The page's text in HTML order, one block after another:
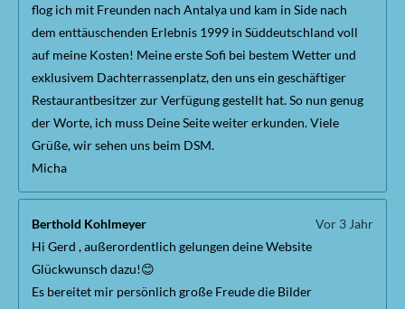
flog ich mit Freunden nach Antalya und kam in Side nach
dem enttäuschenden Erlebnis 1999 in Süddeutschland voll
auf meine Kosten! Meine erste Sofi bei bestem Wetter und
exklusivem Dachterrassenplatz, den uns ein geschäftiger
Restaurantbesitzer zur Verfügung gestellt hat. So nun genug
der Worte, ich muss Deine Seite weiter erkunden. Viele
Grüße, wir sehen uns beim DSM.
Micha
Berthold Kohlmeyer
Vor 3 Jahr
Hi Gerd , außerordentlich gelungen deine Website
Glückwunsch dazu!😊
Es bereitet mir persönlich große Freude die Bilder